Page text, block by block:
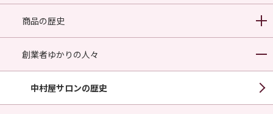
商品の歴史
創業者ゆかりの人々
中村屋サロンの歴史